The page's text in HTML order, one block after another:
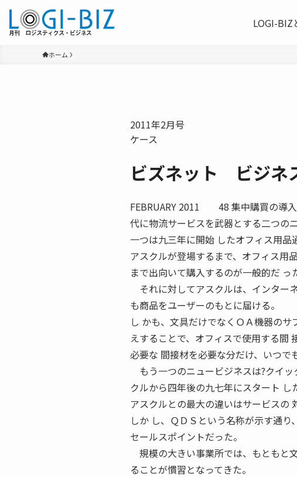
LOGI-BIZ
ホーム
2011年2月号
ケース
ビズネット ビジネ
FEBRUARY 2011 48 集中購買の導
代に物流サービスを武器とする二つの
一つは九三年に開始 したオフィス用品
アスクルが登場するまで、オフィス用
まで出向いて購入するのが一般的だ っ
それに対してアスクルは、インター
も商品をユーザーのもとに届ける。
し かも、文具だけでなくＯＡ機器の
えすることで、オフィスで使用する間
必要な 間接材を必要な分だけ、いつで
もう一つのニュービジネスは?クイ
クルから四年後の九七年にスタート し
アスクルとの最大の違いはサービスの
しか し、ＱＤＳという名称が示す通
セールスポイントだった。
規模の大きい事業所では、もともと
ることが慣習となってきた。